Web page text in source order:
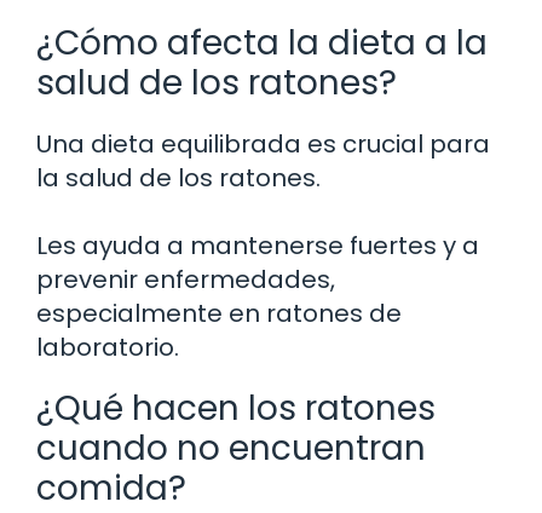
¿Cómo afecta la dieta a la
salud de los ratones?
Una dieta equilibrada es crucial para
la salud de los ratones.
Les ayuda a mantenerse fuertes y a
prevenir enfermedades,
especialmente en ratones de
laboratorio.
¿Qué hacen los ratones
cuando no encuentran
comida?